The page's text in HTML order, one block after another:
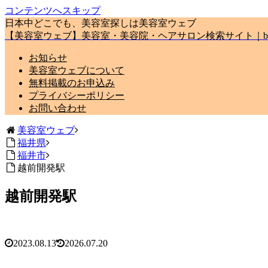
コンテンツへスキップ
日本中どこでも、美容室探しは美容室ウェブ
【美容室ウェブ】美容室・美容院・ヘアサロン検索サイト｜
お知らせ
美容室ウェブについて
無料掲載のお申込み
プライバシーポリシー
お問い合わせ
美容室ウェブ
福井県
福井市
越前開発駅
越前開発駅
2023.08.13 2026.07.20